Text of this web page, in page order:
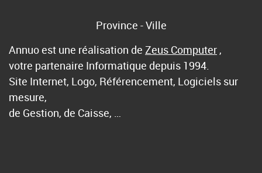
Province - Ville
Annuo est une réalisation de Zeus Computer ,
votre partenaire Informatique depuis 1994.
Site Internet, Logo, Référencement, Logiciels sur
mesure,
de Gestion, de Caisse, …